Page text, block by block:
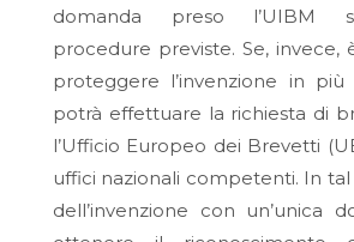
domanda preso l’UIBM
procedure previste. Se, invece,
proteggere l’invenzione in
potrà effettuare la richiesta di
l’Ufficio Europeo dei Brevetti
uffici nazionali competenti. In tal
dell’invenzione con un’unica